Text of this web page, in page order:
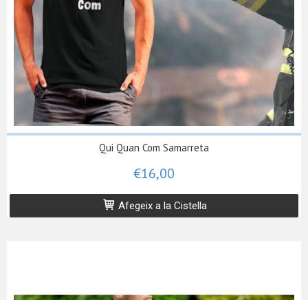
Qui Quan Com Samarreta
€16,00
Afegeix a la Cistella